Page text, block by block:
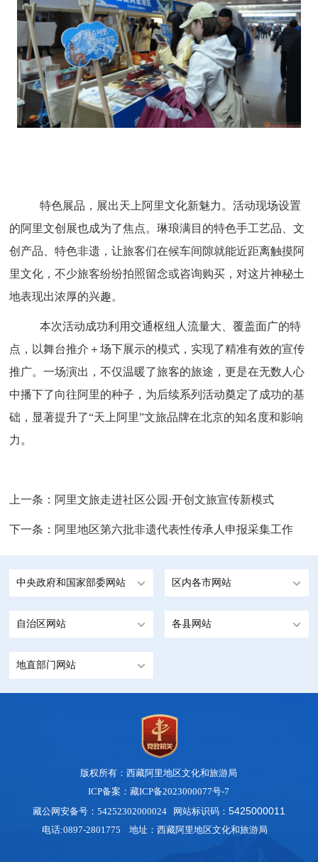
特色展品，展出天上阿里文化新魅力。活动现场设置
的阿里文创展也成为了焦点。琳琅满目的特色手工艺品、文
创产品 、特色非遗 ，让旅客们在候车间隙就能近距离触摸阿
里文化，不少旅客纷纷拍照留念或咨询购买，对这片神秘土
地表现出浓厚的兴趣。
本次活动成功利用交通枢纽人流量大、覆盖面广的特
点， 以舞台推介＋场下展示的模式 ，实现了精准有效的宣传
推广。一场演出，不仅温暖了旅客的旅途，更是在无数人心
中播下了向往阿里的种子，为后续系列活动奠定了成功的基
础，显著提升了“天上阿里”文旅品牌在北京的知名度和影响
力。
上一条： 阿里文旅走进社区公园·开创文旅宣传新模式
下一条： 阿里地区第六批非遗代表性传承人申报采集工作
中央政府和国家部委网站 区内各市网站
自治区网站 各县网站
地直部门网站
版权所有：西藏阿里地区文化和旅游局
ICP备案：藏ICP备2023000077号-7
藏公网安备号：54252302000024 网站标识码： 542500001 1
电话:0897-2801775 地址：西藏阿里地区文化和旅游局